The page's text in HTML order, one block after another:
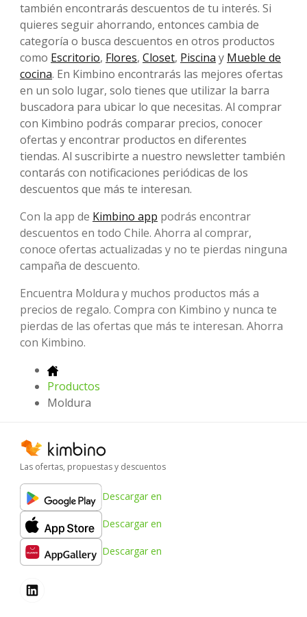
también encontrarás descuentos de tu interés. Si
quieres seguir ahorrando, entonces cambia de
categoría o busca descuentos en otros productos
como Escritorio, Flores, Closet, Piscina y Mueble de
cocina. En Kimbino encontrarás las mejores ofertas
en un solo lugar, solo tienes que utilizar la barra
buscadora para ubicar lo que necesitas. Al comprar
con Kimbino podrás comparar precios, conocer
ofertas y encontrar productos en diferentes
tiendas. Al suscribirte a nuestro newsletter también
contarás con notificaciones periódicas de los
descuentos que más te interesan.
Con la app de Kimbino app podrás encontrar
descuentos en todo Chile. Ahorra al comprar,
conoce ofertas actualizadas y no te pierdas ninguna
campaña de descuento.
Encuentra Moldura y muchos productos más a
precios de regalo. Compra con Kimbino y nunca te
pierdas de las ofertas que más te interesan. Ahorra
con Kimbino.
Productos
Moldura
Las ofertas, propuestas y descuentos
Descargar en
Descargar en
Descargar en